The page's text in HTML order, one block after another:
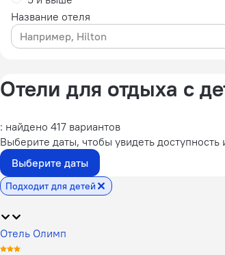
Название отеля
Отели для отдыха с
: найдено 417 вариантов
Выберите даты, чтобы увидеть
Выберите даты
Подходит для детей
Отель Олимп